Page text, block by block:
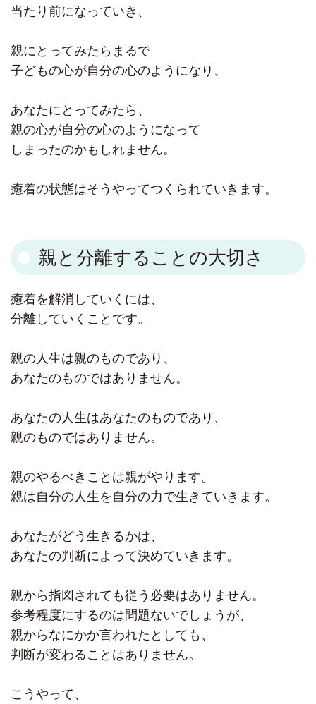
当たり前になっていき、
親にとってみたらまるで
子どもの心が自分の心のようになり、
あなたにとってみたら、
親の心が自分の心のようになって
しまったのかもしれません。
癒着の状態はそうやってつくられていきます。
親と分離することの大切さ
癒着を解消していくには、
分離していくことです。
親の人生は親のものであり、
あなたのものではありません。
あなたの人生はあなたのものであり、
親のものではありません。
親のやるべきことは親がやります。
親は自分の人生を自分の力で生きていきます。
あなたがどう生きるかは、
あなたの判断によって決めていきます。
親から指図されても従う必要はありません。
参考程度にするのは問題ないでしょうが、
親からなにかか言われたとしても、
判断が変わることはありません。
こうやって、